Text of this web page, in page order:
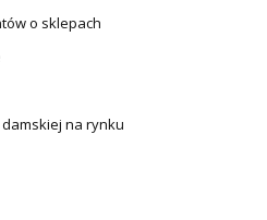
o sklepach
na rynku